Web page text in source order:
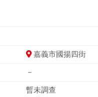
嘉義市國揚四街
－
暫未調查